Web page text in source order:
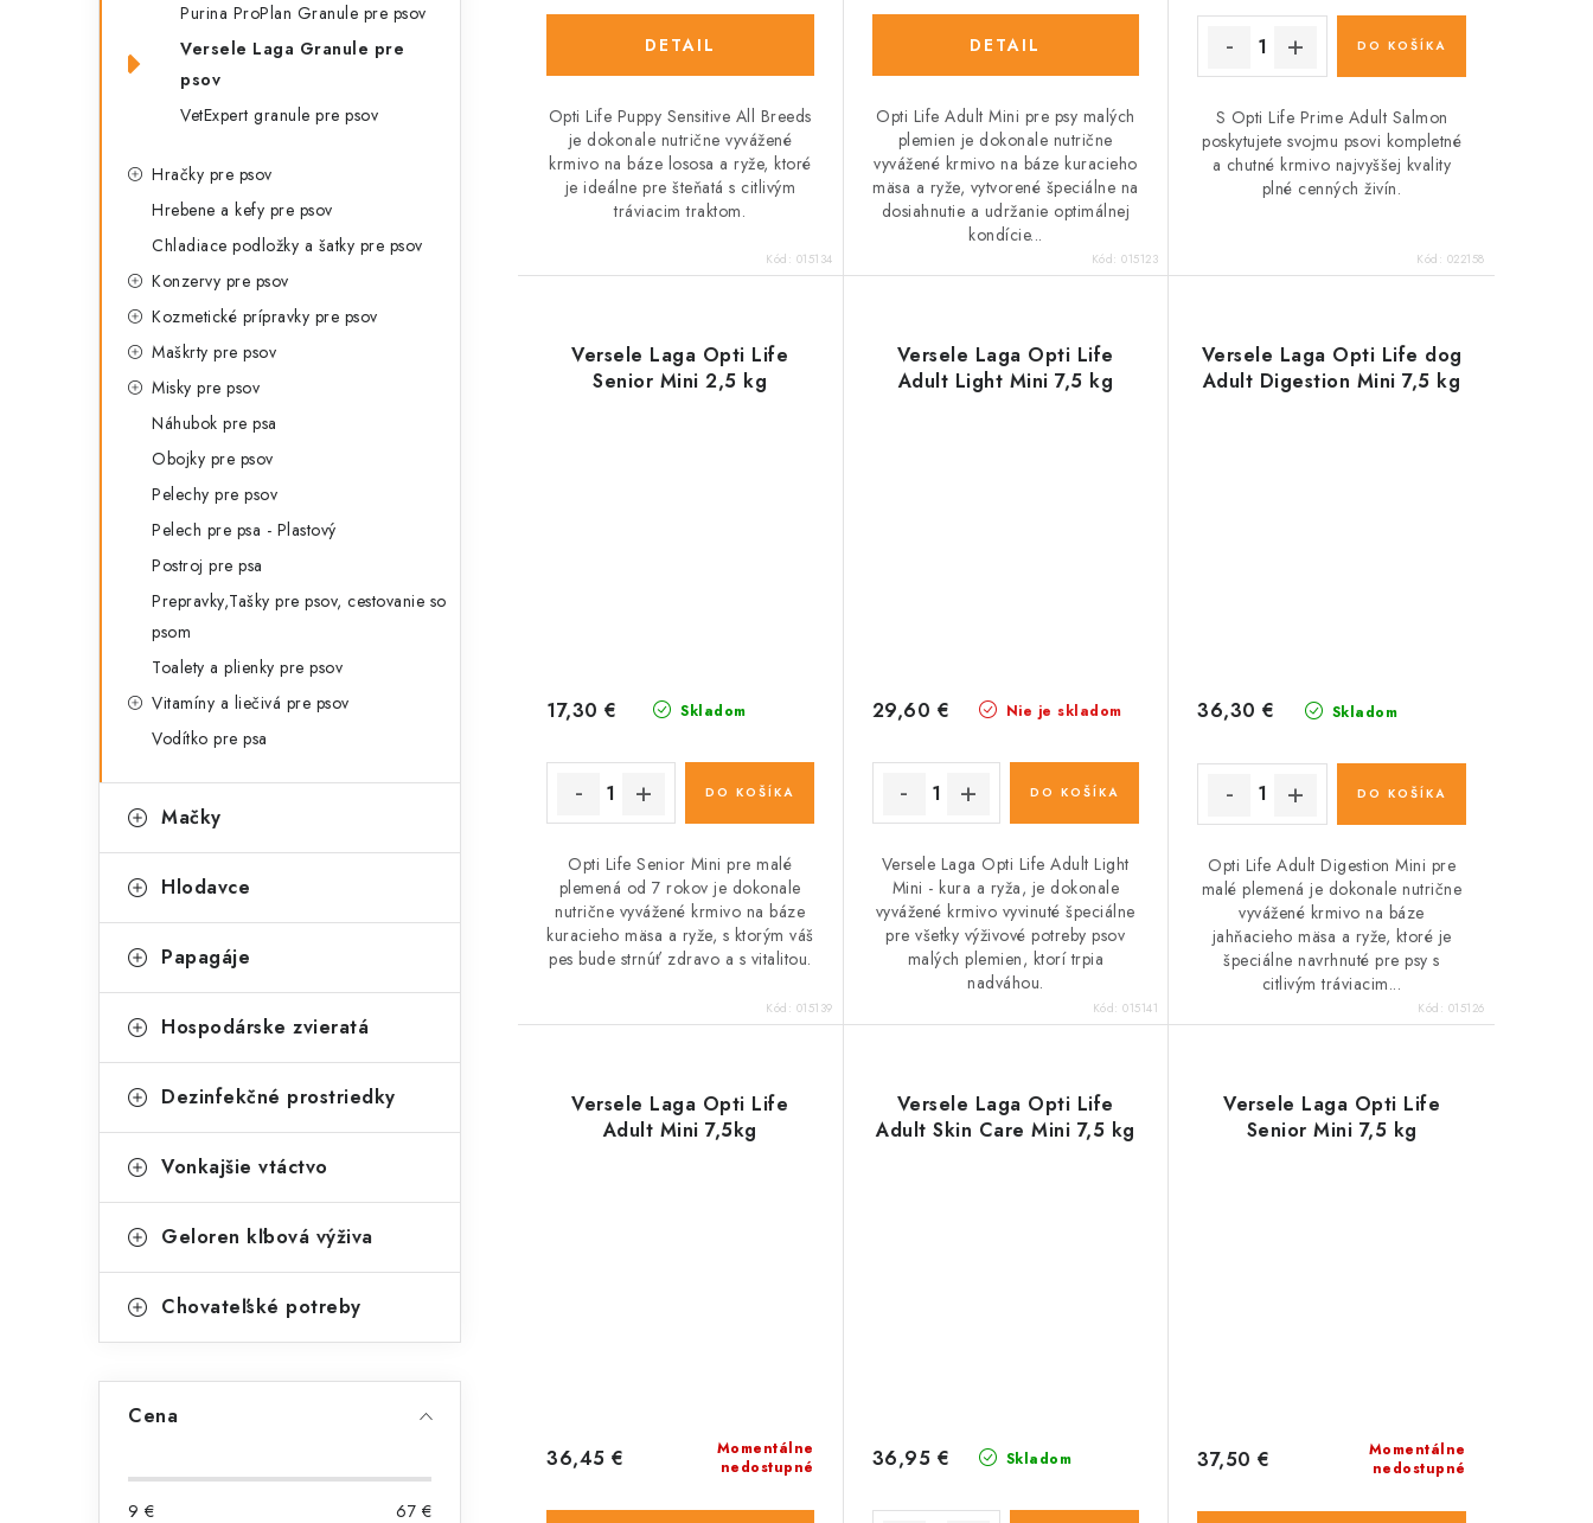
Purina ProPlan Granule pre psov
Versele Laga Granule pre
psov
VetExpert granule pre psov
Hračky pre psov
Hrebene a kefy pre psov
Chladiace podložky a šatky pre psov
Konzervy pre psov
Kozmetické prípravky pre psov
Maškrty pre psov
Misky pre psov
Náhubok pre psa
Obojky pre psov
Pelechy pre psov
Pelech pre psa - Plastový
Postroj pre psa
Prepravky,Tašky pre psov, cestovanie so
psom
Toalety a plienky pre psov
Vitamíny a liečivá pre psov
Vodítko pre psa
Mačky
Hlodavce
Papagáje
Hospodárske zvieratá
Dezinfekčné prostriedky
Vonkajšie vtáctvo
Geloren kľbová výživa
Chovateľské potreby
Cena
9 € 67 €
DETAIL
Opti Life Puppy Sensitive All Breeds
je dokonale nutrične vyvážené
krmivo na báze lososa a ryže, ktoré
je ideálne pre šteňatá s citlivým
tráviacim traktom.
Kód: 015134
DETAIL
Opti Life Adult Mini pre psy malých
plemien je dokonale nutrične
vyvážené krmivo na báze kuracieho
mäsa a ryže, vytvorené špeciálne na
dosiahnutie a udržanie optimálnej
kondície...
Kód:015123
DO KOŠÍKA
S Opti Life Prime Adult Salmon
poskytujete svojmu psovi kompletné
a chutné krmivo najvyššej kvality
plné cenných živín.
Kód: 022158
Versele Laga Opti Life
Senior Mini 2,5 kg
Skladom
17,30 €
DO KOŠÍKA
Opti Life Senior Mini pre malé
plemená od 7 rokov je dokonale
nutrične vyvážené krmivo na báze
kuracieho mäsa a ryže, s ktorým váš
pes bude strnúť zdravo a s vitalitou.
Kód: 015139
Versele Laga Opti Life
Adult Light Mini 7,5 kg
Nie je skladom
29,60 €
DO KOŠÍKA
Versele Laga Opti Life Adult Light
Mini - kura a ryža, je dokonale
vyvážené krmivo vyvinuté špeciálne
pre všetky výživové potreby psov
malých plemien, ktorí trpia
nadváhou.
Kód:015141
Versele Laga Opti Life dog
Adult Digestion Mini 7,5 kg
Skladom
36,30 €
DO KOŠÍKA
Opti Life Adult Digestion Mini pre
malé plemená je dokonale nutrične
vyvážené krmivo na báze
jahňacieho mäsa a ryže, ktoré je
špeciálne navrhnuté pre psy s
citlivým tráviacim...
Kód: 015126
Versele Laga Opti Life
Adult Mini 7,5kg
Momentálne
nedostupné
36,45 €
Versele Laga Opti Life
Adult Skin Care Mini 7,5 kg
Skladom
36,95 €
Versele Laga Opti Life
Senior Mini 7,5 kg
Momentálne
nedostupné
37,50 €